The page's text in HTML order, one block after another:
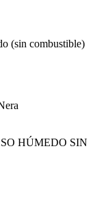
(sin combustible)
HÚMEDO SIN